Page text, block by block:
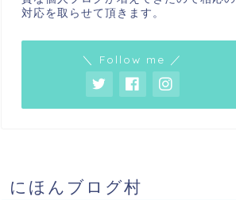
対応を取らせて頂きます。
＼ Follow me ／
にほんブログ村